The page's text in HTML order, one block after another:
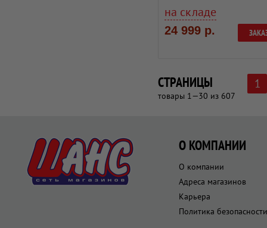
на складе
24 999 р.
СТРАНИЦЫ
товары 1—30 из 607
1
О КОМПАНИИ
О компании
Адреса магазинов
Карьера
Политика безопасности